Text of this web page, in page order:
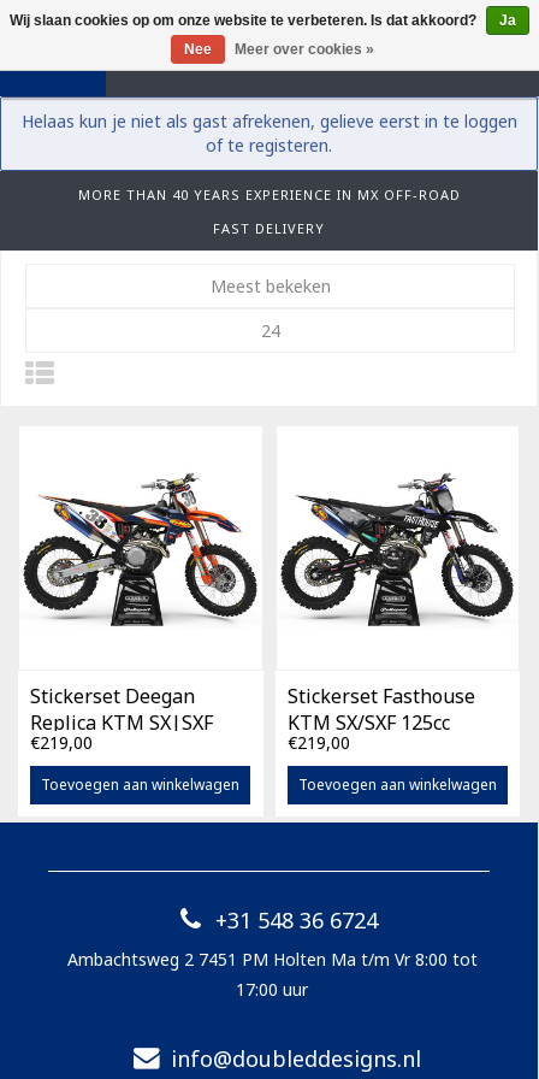
0
Helaas kun je niet als gast afrekenen, gelieve eerst in te loggen
of te registeren.
MORE THAN 40 YEARS EXPERIENCE IN MX OFF-ROAD
FAST DELIVERY
Meest bekeken
24
Stickerset Deegan
Replica KTM SX|SXF
125cc -450cc (diverse
bouwjaren)
€219,00
Toevoegen aan winkelwagen
Stickerset Fasthouse
KTM SX/SXF 125cc
-450cc (diverse
bouwjaren)
€219,00
Toevoegen aan winkelwagen
+31 548 36 6724
Ambachtsweg 2 7451 PM Holten Ma t/m Vr 8:00 tot
17:00 uur
info@doubleddesigns.nl
Wij slaan cookies op om onze website te verbeteren. Is dat akkoord?
Ja
Nee
Meer over cookies »